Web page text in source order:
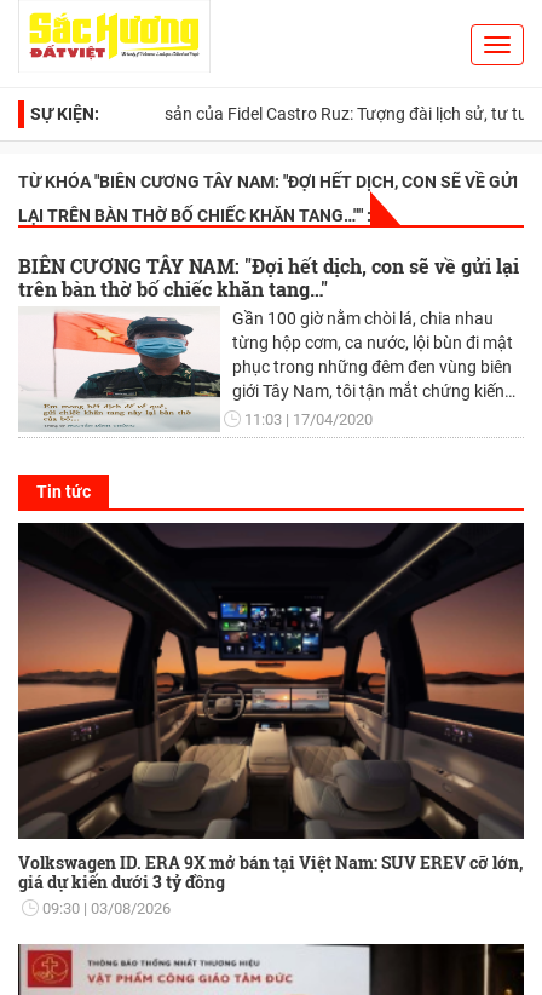
SỰ KIỆN:Di sản của Fidel Castro Ruz: Tượng đài lịch sử, tư tưởng
TỪ KHÓA "BIÊN CƯƠNG TÂY NAM: "ĐỢI HẾT DỊCH, CON SẼ VỀ GỬI
LẠI TRÊN BÀN THỜ BỐ CHIẾC KHĂN TANG…"" :
BIÊN CƯƠNG TÂY NAM: "Đợi hết dịch, con sẽ về gửi lại
trên bàn thờ bố chiếc khăn tang…"
Gần 100 giờ nằm chòi lá, chia nhau
từng hộp cơm, ca nước, lội bùn đi mật
phục trong những đêm đen vùng biên
giới Tây Nam, tôi tận mắt chứng kiến
đầy đủ sự vất vả của hàng trăm chiến
sĩ bộ đội biên phòng - những người
11:03 17/04/2020
Tin tức
Volkswagen ID. ERA 9X mở bán tại Việt Nam: SUV EREV cỡ lớn,
giá dự kiến dưới 3 tỷ đồng
09:30 03/08/2026